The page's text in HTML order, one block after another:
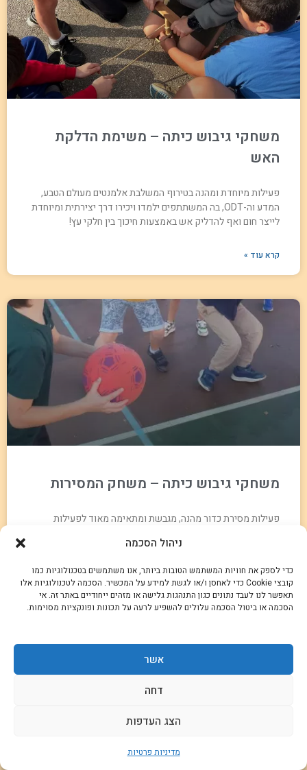
ניהול הסכמה
כדי לספק את חוויות המשתמש הטובות ביותר, אנו משתמשים בטכנולוגיות כמו
קובצי Cookie כדי לאחסן ו/או לגשת למידע על המכשיר. הסכמה לטכנולוגיות אלו
תאפשר לנו לעבד נתונים כגון התנהגות גלישה או מזהים ייחודיים באתר זה. אי
הסכמה או ביטול הסכמה עלולים להשפיע לרעה על תכונות ופונקציות מסוימות.
אשר
דחה
הצג העדפות
מדיניות פרטיות
משחקי גיבוש כיתה – משימת הדלקת
האש
פעילות מיוחדת ומהנה בטירוף המשלבת אלמנטים מעולם הטבע,
המדע וה-ODT, בה המשתתפים ילמדו ויכירו דרך יצירתית ומיוחדת
לייצר חום ואף להדליק אש באמצעות חיכוך בין חלקי עץ!
קרא עוד »
משחקי גיבוש כיתה – משחק המסירות
פעילות מסירת כדור מהנה, מגבשת ומתאימה מאוד לפעילות
קרא עוד »